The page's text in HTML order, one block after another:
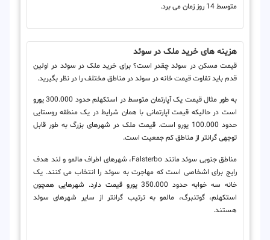
متوسط 14 روز زمان می برد.
هزینه های خرید ملک در سوئد
قیمت مسکن در سوئد چقدر است؟ برای خرید ملک در سوئد در اولین
قدم باید تفاوت قیمت خانه در سوئد در مناطق مختلف را در نظر بگیرید.
به طور مثال قیمت یک آپارتمان متوسط در استکهلم حدود 300.000 یورو
است در حالیکه قیمت آپارتمانی با همان شرایط در یک منطقه روستایی
حدود 100.000 یورو است. قیمت ملک در شهرهای بزرگ به طور قابل
توجهی گرانتر از مناطق کم جمعیت است.
مناطق جنوبی سوئد مانند Falsterbo، شهرهای اطراف مالمو و لند هدف
رایج برای اشخاصی است که مهاجرت به سوئد را انتخاب می کنند. یک
خانه سه خوابه حدود 350.000 یورو قیمت دارد. شهرهایی همچون
استکهلم، گوتنبرگ، مالمو به ترتیب گرانتر از سایر شهرهای سوئد
هستند.